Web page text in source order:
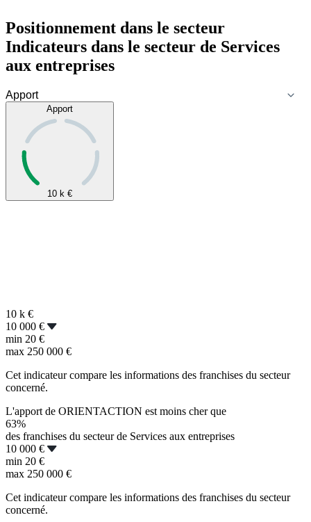
Positionnement dans le secteur
Indicateurs dans le secteur de Services
aux entreprises
Apport
10 k €
10 k €
10 000 €
min 20 €
max 250 000 €
Cet indicateur compare les informations des franchises du secteur
concerné.
L'apport de ORIENTACTION est moins cher que
63%
des franchises du secteur de Services aux entreprises
10 000 €
min 20 €
max 250 000 €
Cet indicateur compare les informations des franchises du secteur
concerné.